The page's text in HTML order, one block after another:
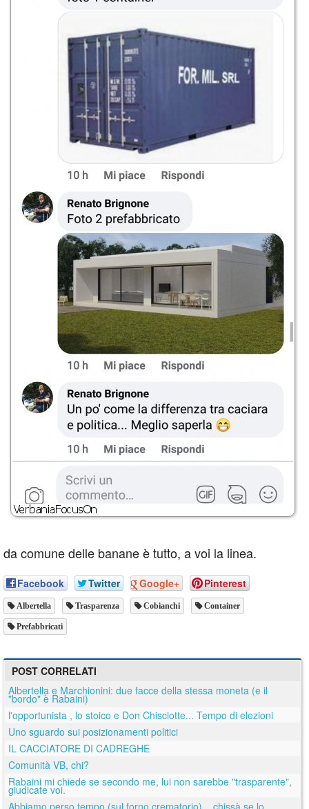
da comune delle banane è tutto, a voi la linea.
Facebook Twitter Google+ Pinterest
Albertella Trasparenza Cobianchi Container
Prefabbricati
POST CORRELATI
Albertella e Marchionini: due facce della stessa moneta (e il
"bordo" è Rabaini)
l'opportunista , lo stoico e Don Chisciotte... Tempo di elezioni
Uno sguardo sui posizionamenti politici
IL CACCIATORE DI CADREGHE
Comunità VB, chi?
Rabaini mi chiede se secondo me, lui non sarebbe "trasparente",
giudicate voi.
Abbiamo perso tempo (sul forno crematorio)... chissà se lo